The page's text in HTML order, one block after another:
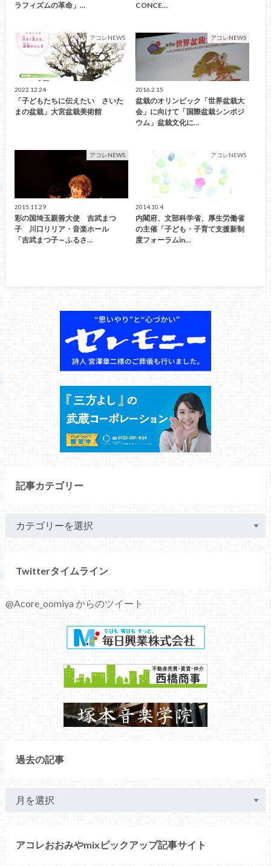
ラフィズムの革命」…
CONCE…
アコレNEWS
2022.12.24
「子どもたちに伝えたい さいた
まの盆栽」大宮盆栽美術館
アコレNEWS
2016.2.15
盆栽のオリンピック「世界盆栽大
会」に向けて「国際盆栽シンポジ
ウム」盆栽文化に…
アコレNEWS
2015.11.29
彩の国埼玉親善大使 吉武まつ
子 川口リリア・音楽ホール
「吉武まつ子～ふるさ…
アコレNEWS
2014.10.4
内閣府、文部科学省、厚生労働省
の主催「子ども・子育て支援新制
度フォーラムin…
記事カテゴリー
Twitterタイムライン
@Acore_oomiya からのツイート
過去の記事
アコレおおみやmixピックアップ記事サイト